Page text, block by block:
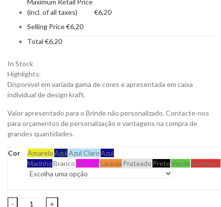
Maximum Retail Price
(incl. of all taxes)
€6,20
Selling Price€6,20
Total €6,20
In Stock
Highlights:
Disponível em variada gama de cores e apresentada em caixa
individual de design kraft.
Valor apresentado para o Brinde não personalizado. Contacte-nos
para orçamentos de personalização e vantagens na compra de
grandes quantidades.
Cor AmareloAzulAzul ClaroAzul
MarinhoBrancoFuchsiaLaranja Prateado PretoVerdeVermelho
Garrafa